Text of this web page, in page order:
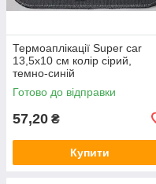
Термоаплікації Super car
13,5х10 см колір сірий,
темно-синій
Готово до відправки
57,20 ₴
Купити